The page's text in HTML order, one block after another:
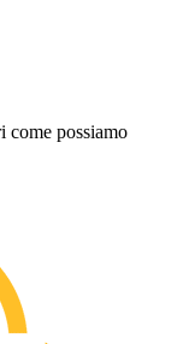
come possiamo